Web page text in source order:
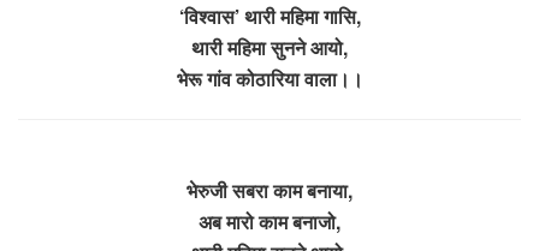
‘विश्वास’ थारी महिमा गासि,
थारी महिमा सुनने आयो,
भेरू गांव कोठारिया वाला।।
भेरुजी सबरा काम बनाया,
अब मारो काम बनाजो,